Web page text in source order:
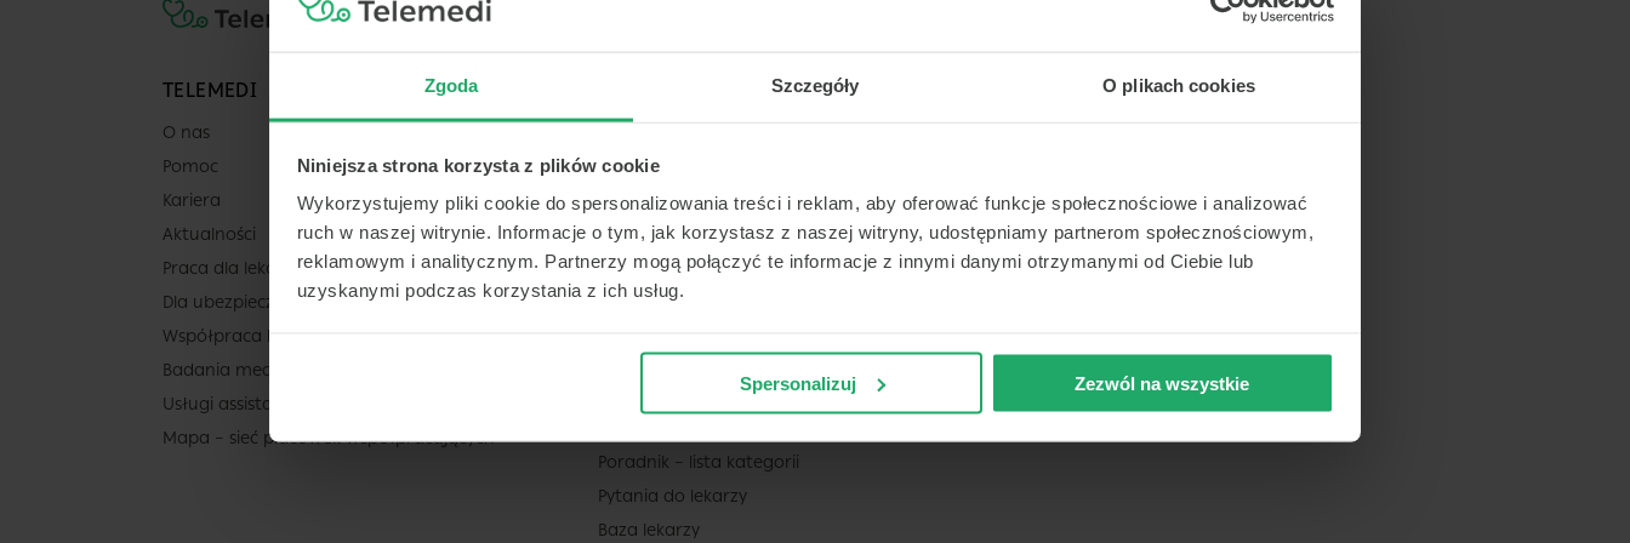
Zgoda Szczegóły O plikach cookies
Niniejsza strona korzysta z plików cookie
Wykorzystujemy pliki cookie do spersonalizowania treści i reklam, aby oferować funkcje społecznościowe i analizować
ruch w naszej witrynie. Informacje o tym, jak korzystasz z naszej witryny, udostępniamy partnerom społecznościowym,
reklamowym i analitycznym. Partnerzy mogą połączyć te informacje z innymi danymi otrzymanymi od Ciebie lub
uzyskanymi podczas korzystania z ich usług.
Spersonalizuj Zezwól na wszystkie
TELEMEDI
O nas
Pomoc
Kariera
Aktualności
Praca dla lekarza
Dla ubezpieczycieli
Współpraca b2b
Badania medycyny pracy
Usługi assistance
Mapa – sieć placówek współpracujących
i telekonsultacje / teleporady
Recepta online
Zwolnienie (L4) online
Lekarz POZ – Bezpłatne konsultacje na NFZ
Pakiety Medyczne
Poradnik – lista kategorii
Pytania do lekarzy
Baza lekarzy
REGULACJE
Regulamin świadczenia usług
Projekty unijne